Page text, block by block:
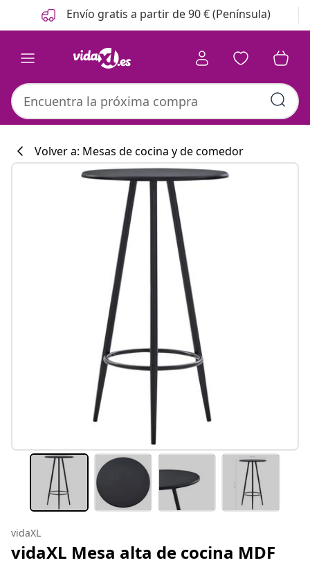
Anterior
Siguiente Envío gratis a partir de 90 € (Península)
#sharemevidaxl
Volver a: Mesas de cocina y de comedor
vidaXL
vidaXL Mesa alta de cocina MDF